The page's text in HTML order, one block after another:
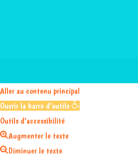
Aller au contenu principal
Ouvrir la barre d’outils
Outils d’accessibilité
Augmenter le texte
Diminuer le texte